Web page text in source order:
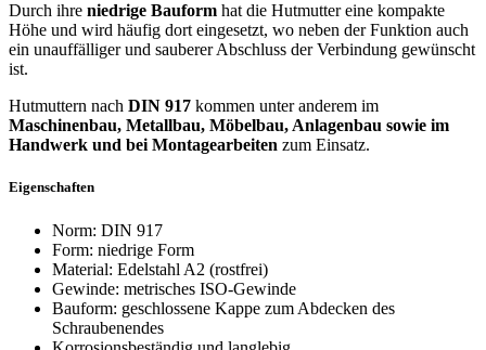
Durch ihre niedrige Bauform hat die Hutmutter eine kompakte
Höhe und wird häufig dort eingesetzt, wo neben der Funktion auch
ein unauffälliger und sauberer Abschluss der Verbindung gewünscht
ist.
Hutmuttern nach DIN 917 kommen unter anderem im
Maschinenbau, Metallbau, Möbelbau, Anlagenbau sowie im
Handwerk und bei Montagearbeiten zum Einsatz.
Eigenschaften
Norm: DIN 917
Form: niedrige Form
Material: Edelstahl A2 (rostfrei)
Gewinde: metrisches ISO-Gewinde
Bauform: geschlossene Kappe zum Abdecken des
Schraubenendes